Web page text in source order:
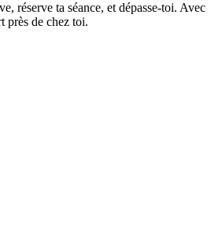
réserve ta séance, et dépasse-toi. Avec
près de chez toi.